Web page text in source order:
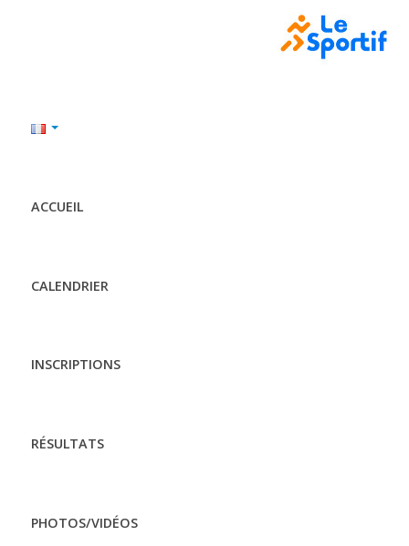
ACCUEIL
CALENDRIER
INSCRIPTIONS
RÉSULTATS
PHOTOS/VIDÉOS